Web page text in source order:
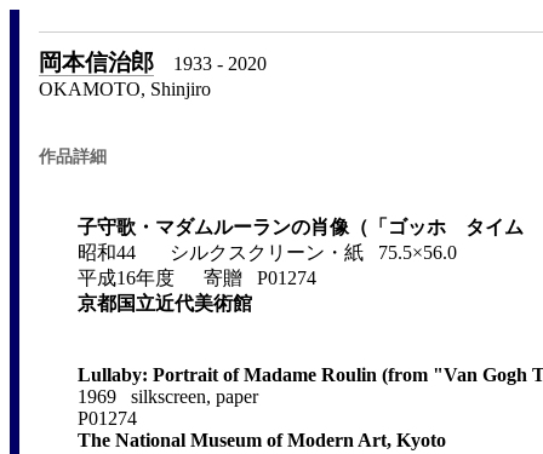
岡本信治郎 1933 - 2020
OKAMOTO, Shinjiro
作品詳細
子守歌・マダムルーランの肖像（「ゴッホ タイム
昭和44 シルクスクリーン・紙 75.5×56.0
平成16年度 寄贈 P01274
京都国立近代美術館
Lullaby: Portrait of Madame Roulin (from "Van Gogh
1969 silkscreen, paper
P01274
The National Museum of Modern Art, Kyoto